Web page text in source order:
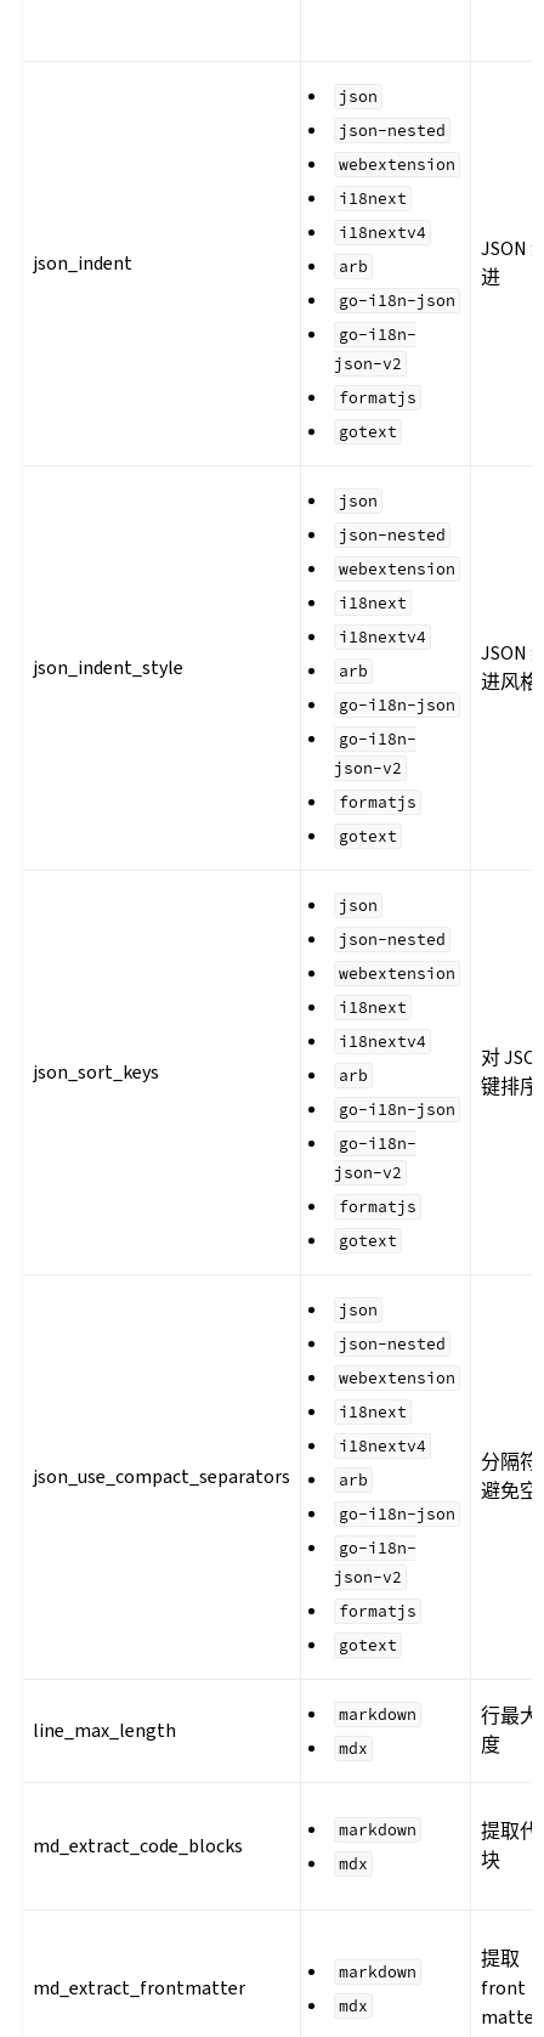
json_indent
json
json-nested
webextension
i18next
i18nextv4
arb
go-i18n-json
go-i18n-
json-v2
formatjs
gotext
JSON
进
json_indent_style
json
json-nested
webextension
i18next
i18nextv4
arb
go-i18n-json
go-i18n-
json-v2
formatjs
gotext
JSON
进风格
json_sort_keys
json
json-nested
webextension
i18next
i18nextv4
arb
go-i18n-json
go-i18n-
json-v2
formatjs
gotext
对
键排序
json_use_compact_separators
json
json-nested
webextension
i18next
i18nextv4
arb
go-i18n-json
go-i18n-
json-v2
formatjs
gotext
分隔符
避免空
line_max_length
markdown
mdx
行最大
度
md_extract_code_blocks
markdown
mdx
提取代
块
md_extract_frontmatter
markdown
mdx
提取
front
matter